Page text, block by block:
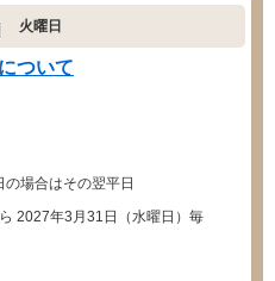
火曜日
ついて
場合はその翌平日
2027年3月31日（水曜日）毎